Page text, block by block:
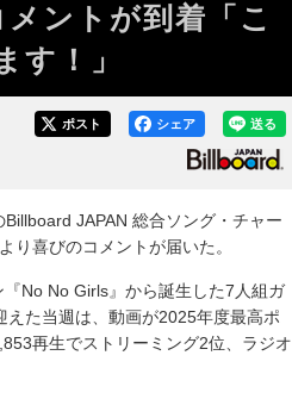
ントが到着「こ
す！」
送る
シェア
ポスト
JAPAN 総合ソング・チャー
り喜びのコメントが届いた。
No No Girls』から誕生した7人組ガ
た当週は、動画が2025年度最高ポ
再生でストリーミング2位、ラジオ